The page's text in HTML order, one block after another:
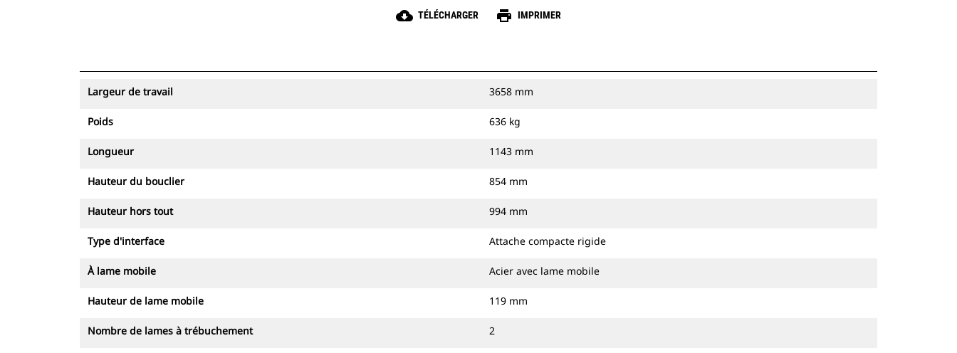
cloud_download TÉLÉCHARGER print IMPRIMER
Largeur de travail 3658 mm
Poids 636 kg
Longueur 1143 mm
Hauteur du bouclier 854 mm
Hauteur hors tout 994 mm
Type d'interface Attache compacte rigide
À lame mobile Acier avec lame mobile
Hauteur de lame mobile 119 mm
Nombre de lames à trébuchement 2